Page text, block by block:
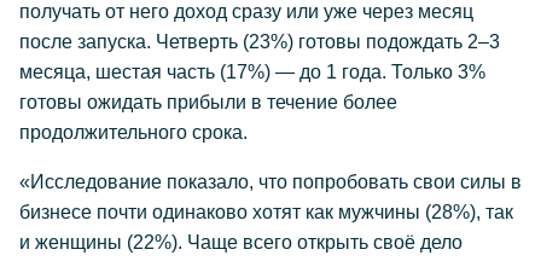
получать от него доход сразу или уже через месяц
после запуска. Четверть (23%) готовы подождать 2–3
месяца, шестая часть (17%) — до 1 года. Только 3%
готовы ожидать прибыли в течение более
продолжительного срока.
«Исследование показало, что попробовать свои силы в
бизнесе почти одинаково хотят как мужчины (28%), так
и женщины (22%). Чаще всего открыть своё дело